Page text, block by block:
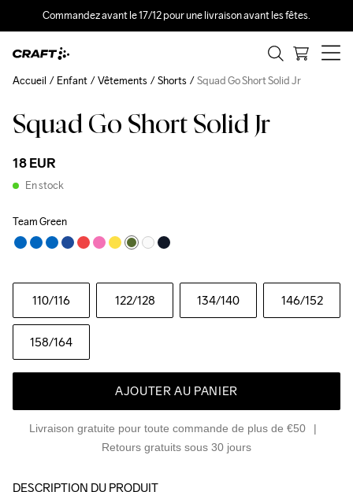
Commandez avant le 17/12 pour une livraison avant les fêtes.
Squad Go Short Solid Jr
18 EUR
En stock
Team Green
110/116 122/128 134/140 146/152
158/164
AJOUTER AU PANIER
Livraison gratuite pour toute commande de plus de €50
Retours gratuits sous 30 jours
Accueil Enfant Vêtements Shorts Squad Go Short Solid Jr
DESCRIPTION DU PRODUIT